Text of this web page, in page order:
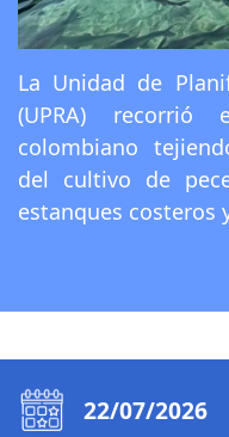
La Unidad de
(UPRA)
colombiano
del cultivo de
estanques costeros
22/07/2026